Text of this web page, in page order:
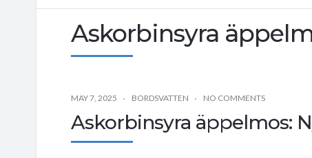
Askorbinsyra
MAY 7, 2025 BORDSVATTEN NO COMMENTS
Askorbinsyra äppelmos: